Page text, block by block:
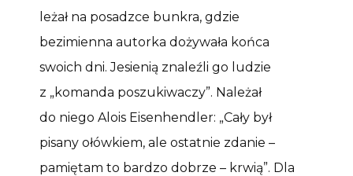
leżał na posadzce bunkra, gdzie
bezimienna autorka dożywała końca
swoich dni. Jesienią znaleźli go ludzie
z „komanda poszukiwaczy”. Należał
do niego Alois Eisenhendler: „Cały był
pisany ołówkiem, ale ostatnie zdanie –
pamiętam to bardzo dobrze – krwią”. Dla